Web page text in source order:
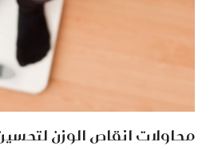
محاولات انقاص الوزن